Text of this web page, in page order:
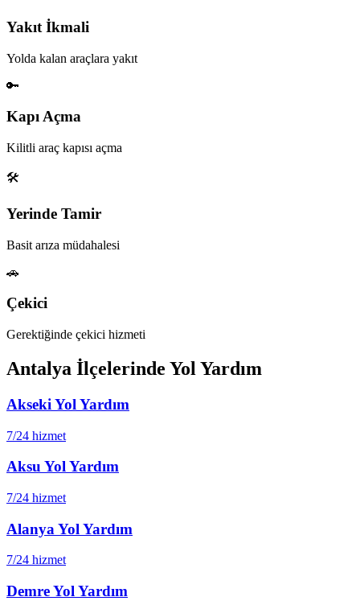
Yakıt İkmali
Yolda kalan araçlara yakıt
🔑
Kapı Açma
Kilitli araç kapısı açma
🛠️
Yerinde Tamir
Basit arıza müdahalesi
🚗
Çekici
Gerektiğinde çekici hizmeti
Antalya İlçelerinde Yol Yardım
Akseki Yol Yardım
7/24 hizmet
Aksu Yol Yardım
7/24 hizmet
Alanya Yol Yardım
7/24 hizmet
DemreYol Yardım